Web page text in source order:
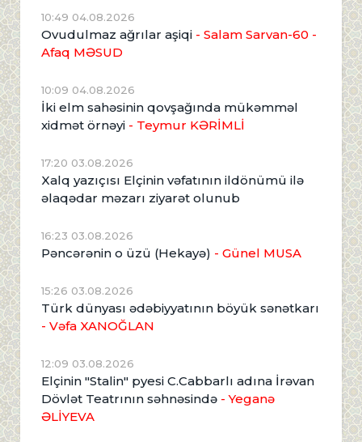
10:49 04.08.2026
Ovudulmaz ağrılar aşiqi - Salam Sarvan-60 -
Afaq MƏSUD
10:09 04.08.2026
İki elm sahəsinin qovşağında mükəmməl
xidmət örnəyi - Teymur KƏRİMLİ
17:20 03.08.2026
Xalq yazıçısı Elçinin vəfatının ildönümü ilə
əlaqədar məzarı ziyarət olunub
16:23 03.08.2026
Pəncərənin o üzü (Hekayə) - Günel MUSA
15:26 03.08.2026
Türk dünyası ədəbiyyatının böyük sənətkarı
- Vəfa XANOĞLAN
12:09 03.08.2026
Elçinin "Stalin" pyesi C.Cabbarlı adına İrəvan
Dövlət Teatrının səhnəsində - Yeganə
ƏLİYEVA